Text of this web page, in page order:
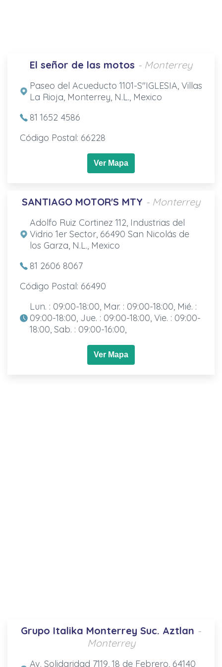
El señor de las motos - Monterrey
Paseo del Acueducto 1101-S"IGLESIA, Villas
La Rioja, Monterrey, N.L., Mexico
81 1652 4586
Código Postal: 66228
Ver Mapa
SANTIAGO MOTOR'S MTY - Monterrey
Adolfo Ruiz Cortinez 112, Industrias del
Vidrio 1er Sector, 66490 San Nicolás de
los Garza, N.L., Mexico
81 2606 8067
Código Postal: 66490
Lun. : 09:00-18:00, Mar. : 09:00-18:00, Mié. :
09:00-18:00, Jue. : 09:00-18:00, Vie. : 09:00-
18:00, Sab. : 09:00-16:00,
Ver Mapa
Grupo Italika Monterrey Suc. Aztlan -
Monterrey
Av. Solidaridad 7119, 18 de Febrero, 64140